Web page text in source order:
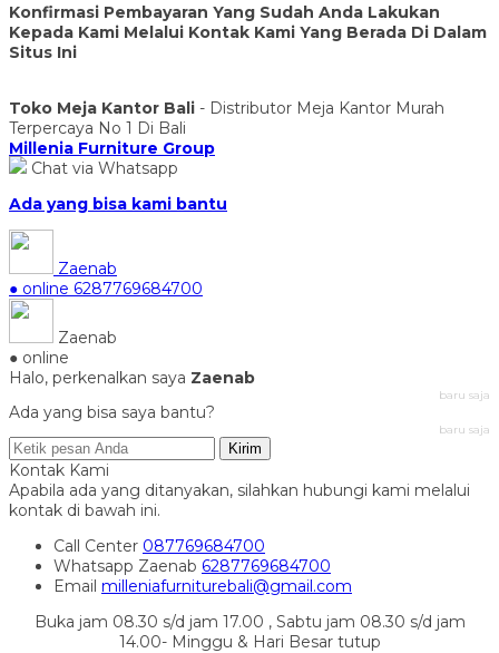
Konfirmasi Pembayaran Yang Sudah Anda Lakukan
Kepada Kami Melalui Kontak Kami Yang Berada Di Dalam
Situs Ini
Toko Meja Kantor Bali - Distributor Meja Kantor Murah
Terpercaya No 1 Di Bali
Millenia Furniture Group
Chat via Whatsapp
Ada yang bisa kami bantu
Zaenab
● online 6287769684700
Zaenab
● online
Halo, perkenalkan saya Zaenab
baru saja
Ada yang bisa saya bantu?
baru saja
Kirim
Kontak Kami
Apabila ada yang ditanyakan, silahkan hubungi kami melalui
kontak di bawah ini.
Call Center 087769684700
Whatsapp Zaenab 6287769684700
Email milleniafurniturebali@gmail.com
Buka jam 08.30 s/d jam 17.00 , Sabtu jam 08.30 s/d jam
14.00- Minggu & Hari Besar tutup